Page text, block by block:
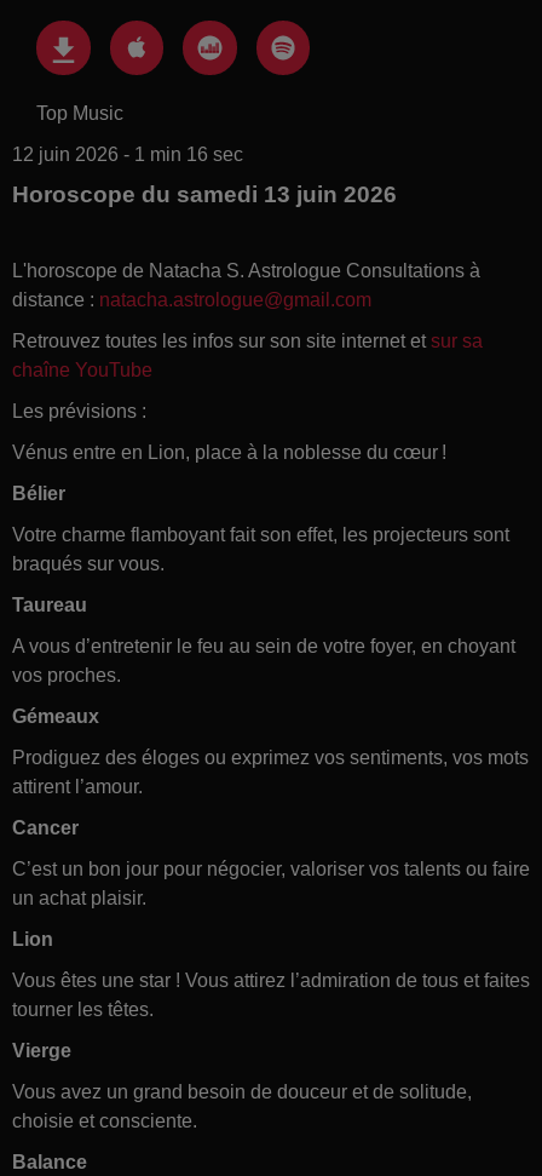
Top Music
12 juin 2026 - 1 min 16 sec
Horoscope du samedi 13 juin 2026
L'horoscope de Natacha S. Astrologue Consultations à
distance : natacha.astrologue@gmail.com
Retrouvez toutes les infos sur son site internet et sur sa
chaîne YouTube
Les prévisions :
Vénus entre en Lion, place à la noblesse du cœur !
Bélier
Votre charme flamboyant fait son effet, les projecteurs sont
braqués sur vous.
Taureau
A vous d’entretenir le feu au sein de votre foyer, en choyant
vos proches.
Gémeaux
Prodiguez des éloges ou exprimez vos sentiments, vos mots
attirent l’amour.
Cancer
C’est un bon jour pour négocier, valoriser vos talents ou faire
un achat plaisir.
Lion
Vous êtes une star ! Vous attirez l’admiration de tous et faites
tourner les têtes.
Vierge
Vous avez un grand besoin de douceur et de solitude,
choisie et consciente.
Balance